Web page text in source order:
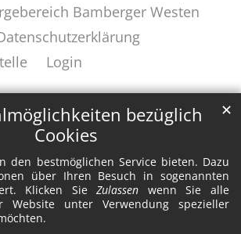
bezüglich
Cookies
den bestmöglichen Service bieten. Dazu
über Ihren Besuch in sogenannten
Klicken SieZulassen wenn Sie alle
Website unter Verwendung spezieller
✕
Bamberger Westen
Login